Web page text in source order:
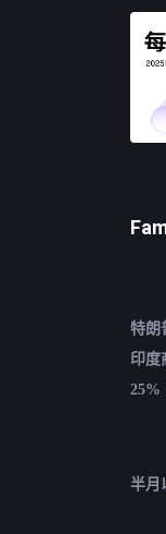
特朗
印度
25%
半月